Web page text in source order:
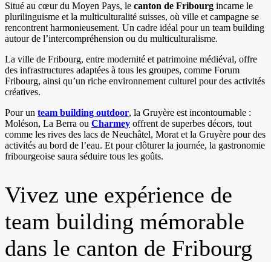
Situé au cœur du Moyen Pays, le canton de Fribourg incarne le
plurilinguisme et la multiculturalité suisses, où ville et campagne se
rencontrent harmonieusement. Un cadre idéal pour un team building
autour de l’intercompréhension ou du multiculturalisme.
La ville de Fribourg, entre modernité et patrimoine médiéval, offre
des infrastructures adaptées à tous les groupes, comme Forum
Fribourg, ainsi qu’un riche environnement culturel pour des activités
créatives.
Pour un team building outdoor, la Gruyère est incontournable :
Moléson, La Berra ou Charmey offrent de superbes décors, tout
comme les rives des lacs de Neuchâtel, Morat et la Gruyère pour des
activités au bord de l’eau. Et pour clôturer la journée, la gastronomie
fribourgeoise saura séduire tous les goûts.
Vivez une expérience de
team building mémorable
dans le canton de Fribourg